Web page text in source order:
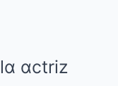
αctriz